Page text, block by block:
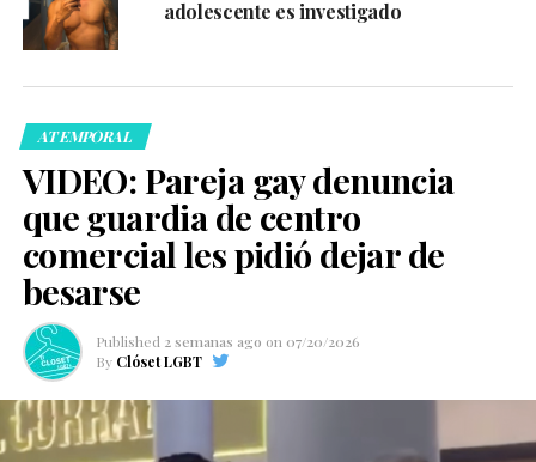
adolescente es investigado
ATEMPORAL
VIDEO: Pareja gay denuncia
que guardia de centro
comercial les pidió dejar de
besarse
Published 2 semanas ago on 07/20/2026
By Clóset LGBT